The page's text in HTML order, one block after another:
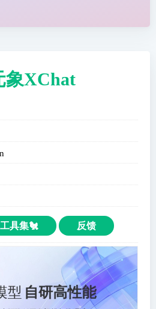
象XChat
工具集🐔 反馈